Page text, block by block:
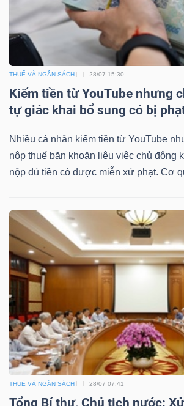
THUẾ VÀ NGÂN SÁCH 28/07 15:30
Kiếm tiền từ YouTube nhưng
tự giác khai bổ sung có bị
Nhiều cá nhân kiếm tiền từ YouTube
nộp thuế băn khoăn liệu việc chủ động
nộp đủ tiền có được miễn xử phạt. Cơ
THUẾ VÀ NGÂN SÁCH 28/07 07:41
Tổng Bí thư, Chủ tịch nước:
thông
tài
chính
tài
chính